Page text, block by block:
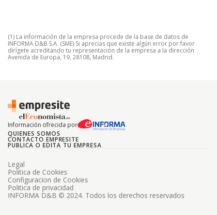
(1) La información de la empresa procede de la base de datos de
INFORMA D&B S.A. (SME) Si aprecias que existe algún error por favor
dirígete acreditando tu representación de la empresa a la dirección
Avenida de Europa, 19, 28108, Madrid.
Información ofrecida por
QUIENES SOMOS
CONTACTO EMPRESITE
PUBLICA O EDITA TU EMPRESA
INFORMA D&B © 2024. Todos los derechos reservados
Legal
Politica de Cookies
Configuracion de Cookies
Politica de privacidad